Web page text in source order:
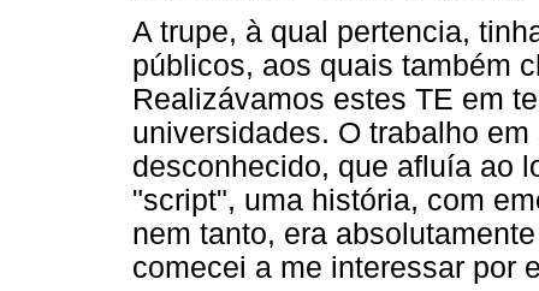
A trupe, à qual pertencia,
públicos, aos quais também
Realizávamos estes TE em
universidades. O trabalho
desconhecido, que afluía ao
"script", uma história, com
nem tanto, era
comecei a me interessar por